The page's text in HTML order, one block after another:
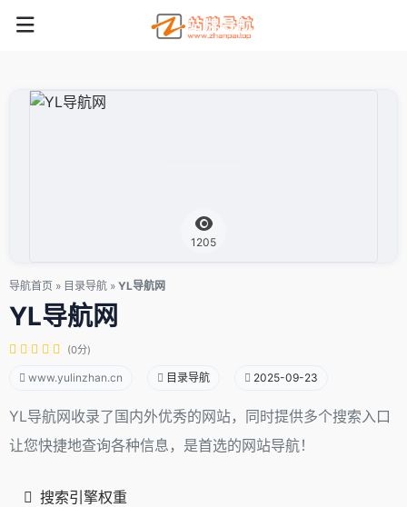
1205
导航首页 » 目录导航 » YL导航网
YL导航网
(0分)
www.yulinzhan.cn 目录导航 2025-09-23
YL导航网收录了国内外优秀的网站，同时提供多个搜索入口
让您快捷地查询各种信息，是首选的网站导航！
搜索引擎权重